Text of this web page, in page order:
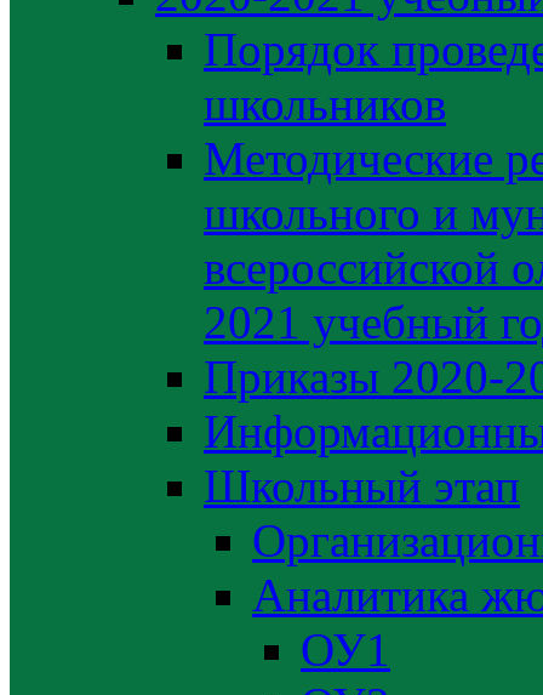
Порядок
школьников
Методические
школьного и
всероссийской
2021 учебный
Приказы 2020-
Школьный этап
Аналитика
ОУ1